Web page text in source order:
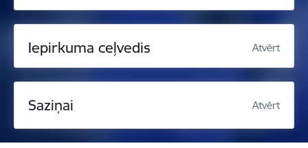
Iepirkuma ceļvedis Atvērt
Saziņai Atvērt